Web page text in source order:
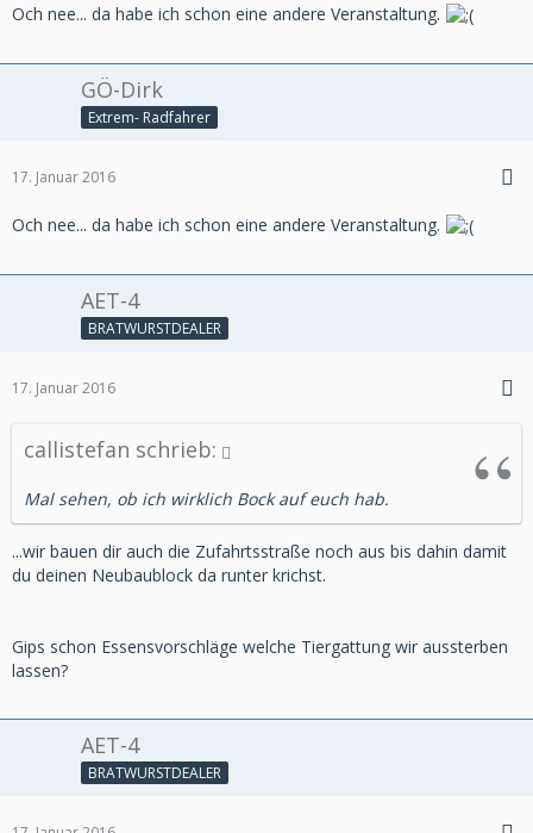
Och nee... da habe ich schon eine andere Veranstaltung.
GÖ-Dirk
Extrem- Radfahrer
17. Januar 2016
Och nee... da habe ich schon eine andere Veranstaltung.
AET-4
BRATWURSTDEALER
17. Januar 2016
callistefan schrieb:
Mal sehen, ob ich wirklich Bock auf euch hab.
...wir bauen dir auch die Zufahrtsstraße noch aus bis dahin damit
du deinen Neubaublock da runter krichst.
Gips schon Essensvorschläge welche Tiergattung wir aussterben
lassen?
AET-4
BRATWURSTDEALER